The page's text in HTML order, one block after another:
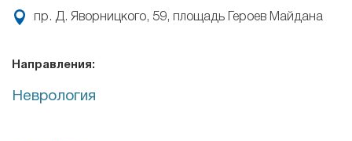
пр. Д. Яворницкого, 59, площадь Героев Майдана
Направления:
Неврология